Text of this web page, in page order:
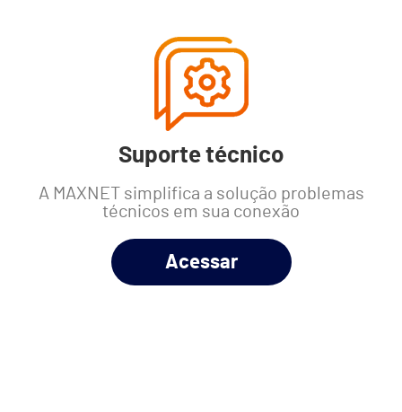
Suporte técnico
A MAXNET simplifica a solução problemas
técnicos em sua conexão
Acessar